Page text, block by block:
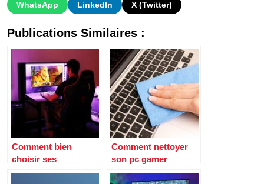
WhatsApp
LinkedIn X (Twitter)
Publications Similaires :
Comment bien
choisir ses
composant pc gamer
Comment nettoyer
son pc gamer